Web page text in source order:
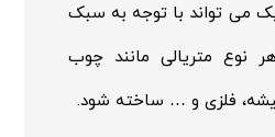
می تواند با توجه به سبک
نوع متریالی مانند چوب
فلزی و … ساخته شود.